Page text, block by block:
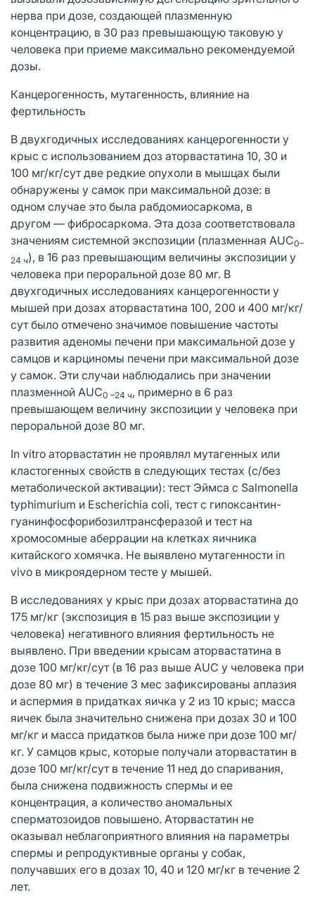
нерва при дозе, создающей плазменную
концентрацию, в 30 раз превышающую таковую у
человека при приеме максимально рекомендуемой
дозы.
Канцерогенность, мутагенность, влияние на
фертильность
В двухгодичных исследованиях канцерогенности у
крыс с использованием доз аторвастатина 10, 30 и
100 мг/кг/сут две редкие опухоли в мышцах были
обнаружены у самок при максимальной дозе: в
одном случае это была рабдомиосаркома, в
другом — фибросаркома. Эта доза соответствовала
значениям системной экспозиции (плазменная AUC0–
24 ч), в 16 раз превышающим величины экспозиции у
человека при пероральной дозе 80 мг. В
двухгодичных исследованиях канцерогенности у
мышей при дозах аторвастатина 100, 200 и 400 мг/кг/
сут было отмечено значимое повышение частоты
развития аденомы печени при максимальной дозе у
самцов и карциномы печени при максимальной дозе
у самок. Эти случаи наблюдались при значении
плазменной AUC0 –24 ч, примерно в 6 раз
превышающем величину экспозиции у человека при
пероральной дозе 80 мг.
In vitro аторвастатин не проявлял мутагенных или
кластогенных свойств в следующих тестах (с/без
метаболической активации): тест Эймса с Salmonella
typhimurium и Escherichia coli, тест с гипоксантин-
гуанинфосфорибозилтрансферазой и тест на
хромосомные аберрации на клетках яичника
китайского хомячка. Не выявлено мутагенности in
vivo в микроядерном тесте у мышей.
В исследованиях у крыс при дозах аторвастатина до
175 мг/кг (экспозиция в 15 раз выше экспозиции у
человека) негативного влияния фертильность не
выявлено. При введении крысам аторвастатина в
дозе 100 мг/кг/сут (в 16 раз выше AUC у человека при
дозе 80 мг) в течение 3 мес зафиксированы аплазия
и аспермия в придатках яичка у 2 из 10 крыс; масса
яичек была значительно снижена при дозах 30 и 100
мг/кг и масса придатков была ниже при дозе 100 мг/
кг. У самцов крыс, которые получали аторвастатин в
дозе 100 мг/кг/сут в течение 11 нед до спаривания,
была снижена подвижность спермы и ее
концентрация, а количество аномальных
сперматозоидов повышено. Аторвастатин не
оказывал неблагоприятного влияния на параметры
спермы и репродуктивные органы у собак,
получавших его в дозах 10, 40 и 120 мг/кг в течение 2
лет.